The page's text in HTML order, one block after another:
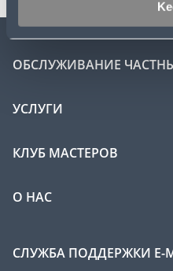
ОБСЛУЖИВАНИЕ
УСЛУГИ
КЛУБ МАСТЕРОВ
О НАС
СЛУЖБА ПОДДЕРЖКИ Е-